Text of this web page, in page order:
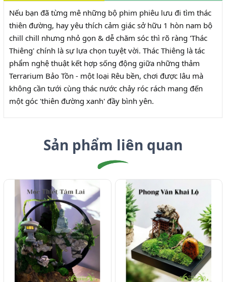
Nếu bạn đã từng mê những bộ phim phiêu lưu đi tìm thác
thiên đường, hay yêu thích cảm giác sở hữu 1 hòn nam bộ
chill chill nhưng nhỏ gọn & dễ chăm sóc thì rõ ràng 'Thác
Thiêng' chính là sự lựa chọn tuyệt vời. Thác Thiêng là tác
phẩm nghệ thuật kết hợp sống động giữa những thảm
Terrarium Bảo Tồn - một loại Rêu bền, chơi được lâu mà
không cần tưới cùng thác nước chảy róc rách mang đến
một góc 'thiên đường xanh' đầy bình yên.
Sản phẩm liên quan